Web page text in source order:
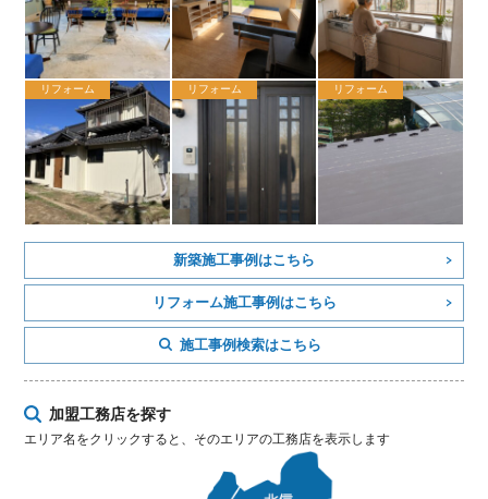
リフォーム リフォーム リフォーム
新築施工事例はこちら
リフォーム施工事例はこちら
施工事例検索はこちら
加盟工務店を探す
エリア名をクリックすると、そのエリアの工務店を表示します